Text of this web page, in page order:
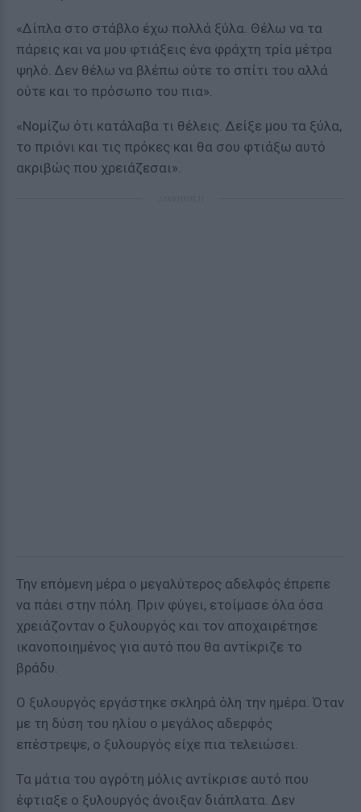
«Δίπλα στο στάβλο έχω πολλά ξύλα. Θέλω να τα
πάρεις και να μου φτιάξεις ένα φράχτη τρία μέτρα
ψηλό. Δεν θέλω να βλέπω ούτε το σπίτι του αλλά
ούτε και το πρόσωπο του πια».
«Νομίζω ότι κατάλαβα τι θέλεις. Δείξε μου τα ξύλα,
το πριόνι και τις πρόκες και θα σου φτιάξω αυτό
ακριβώς που χρειάζεσαι».
Την επόμενη μέρα ο μεγαλύτερος αδελφός έπρεπε
να πάει στην πόλη. Πριν φύγει, ετοίμασε όλα όσα
χρειάζονταν ο ξυλουργός και τον αποχαιρέτησε
ικανοποιημένος για αυτό που θα αντίκριζε το
βράδυ.
Ο ξυλουργός εργάστηκε σκληρά όλη την ημέρα. Όταν
με τη δύση του ηλίου ο μεγάλος αδερφός
επέστρεψε, ο ξυλουργός είχε πια τελειώσει.
Τα μάτια του αγρότη μόλις αντίκρισε αυτό που
έφτιαξε ο ξυλουργός άνοιξαν διάπλατα. Δεν